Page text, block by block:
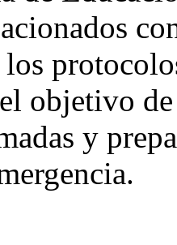
objetivo
y